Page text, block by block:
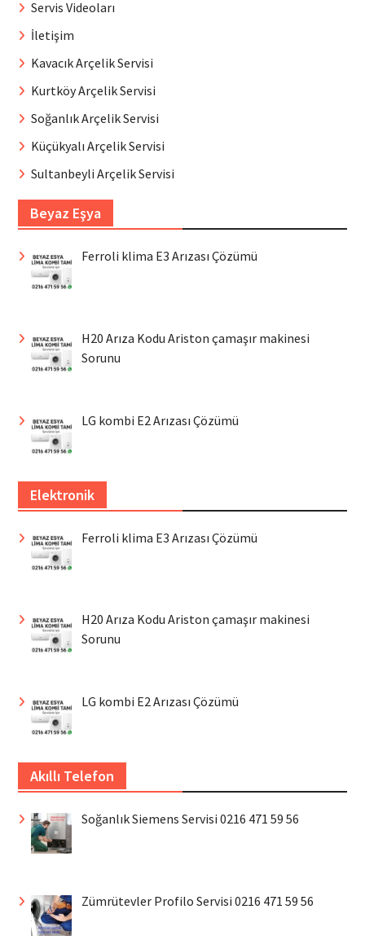
Servis Videoları
İletişim
Kavacık Arçelik Servisi
Kurtköy Arçelik Servisi
Soğanlık Arçelik Servisi
Küçükyalı Arçelik Servisi
Sultanbeyli Arçelik Servisi
Beyaz Eşya
Ferroli klima E3 Arızası Çözümü
H20 Arıza Kodu Ariston çamaşır makinesi
Sorunu
LG kombi E2 Arızası Çözümü
Elektronik
Ferroli klima E3 Arızası Çözümü
H20 Arıza Kodu Ariston çamaşır makinesi
Sorunu
LG kombi E2 Arızası Çözümü
Akıllı Telefon
Soğanlık Siemens Servisi 0216 471 59 56
Zümrütevler Profilo Servisi 0216 471 59 56